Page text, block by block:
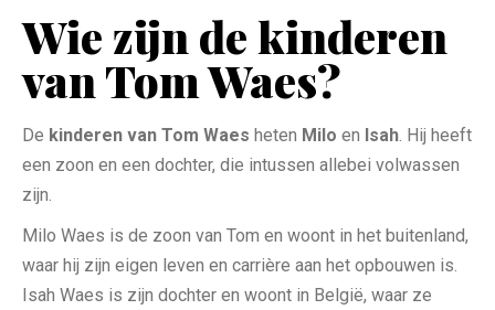
Wie zijn de kinderen
van Tom Waes?
De kinderen van Tom Waes heten Milo en Isah . Hij heeft
een zoon en een dochter, die intussen allebei volwassen
zijn.
Milo Waes is de zoon van Tom en woont in het buitenland,
waar hij zijn eigen leven en carrière aan het opbouwen is.
Isah Waes is zijn dochter en woont in België, waar ze